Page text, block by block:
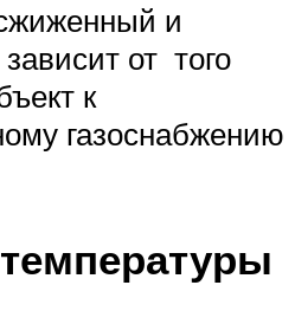
и
от того
к
газоснабжению